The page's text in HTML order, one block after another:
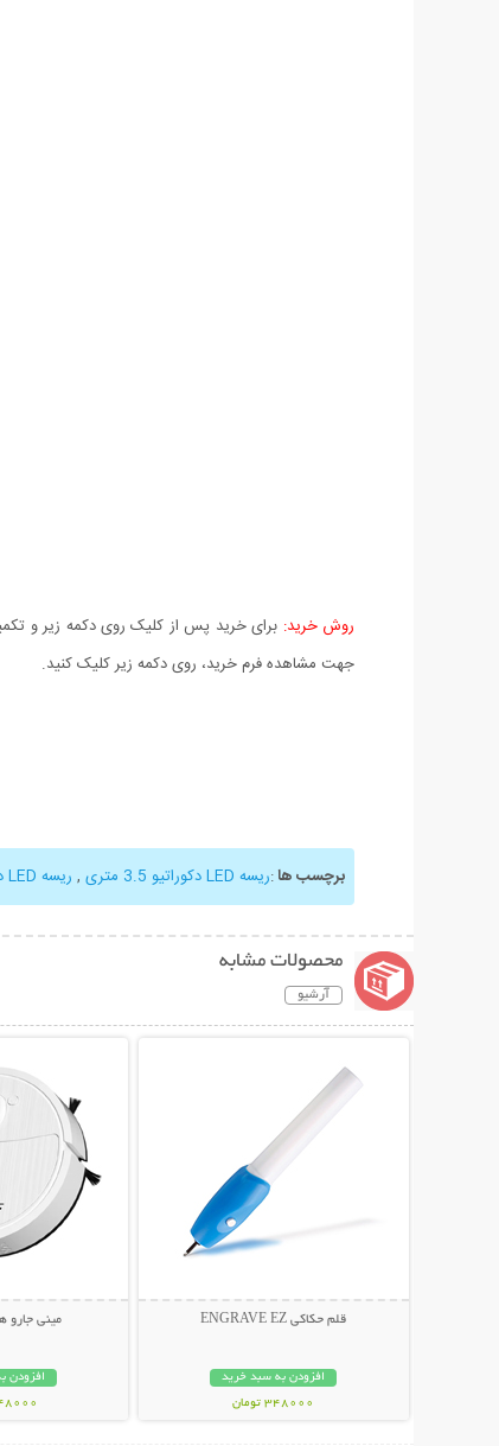
روش خرید: برای خرید پس از کلیک روی دکمه زیر و
جهت مشاهده فرم خرید، روی دکمه زیر کلیک کنید.
برچسب ها:ریسه LED دکوراتیو 3.5 متری , ریسه LED دکوراتیو
محصولات مشابه
آرشیو
قلم حکاکی ENGRAVE EZ
افزودن به سبد خرید
348000 تومان
مینی جارو
افزودن
1648000